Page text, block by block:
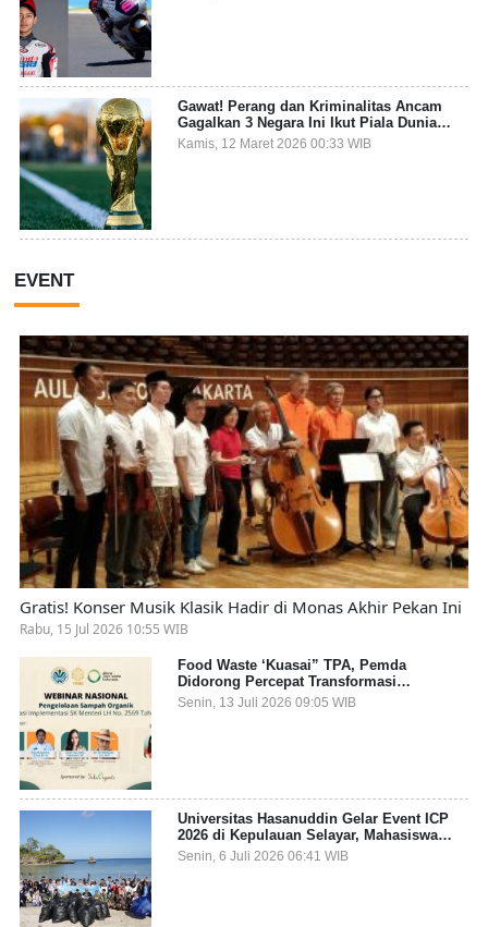
Gawat! Perang dan Kriminalitas Ancam
Gagalkan 3 Negara Ini Ikut Piala Dunia
2026
Kamis, 12 Maret 2026 00:33 WIB
EVENT
Gratis! Konser Musik Klasik Hadir di Monas Akhir Pekan Ini
Rabu, 15 Jul 2026 10:55 WIB
Food Waste ‘Kuasai” TPA, Pemda
Didorong Percepat Transformasi
Pengelolaan Sampah Organik dari Sumber
Senin, 13 Juli 2026 09:05 WIB
Universitas Hasanuddin Gelar Event ICP
2026 di Kepulauan Selayar, Mahasiswa
dari 27 Negara Jadi Partisipan
Senin, 6 Juli 2026 06:41 WIB